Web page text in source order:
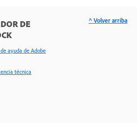
DE
ayuda de Adobe
técnica
^ Volver arriba